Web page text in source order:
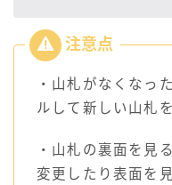
・山札がなくなっ
ルして新しい山札
・山札の裏面を見
変更したり表面を